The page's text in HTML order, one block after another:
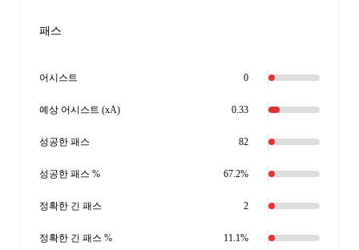
패스
어시스트 0
예상 어시스트 (xA) 0.33
성공한 패스 82
성공한 패스 % 67.2%
정확한 긴 패스 2
정확한 긴 패스 % 11.1%